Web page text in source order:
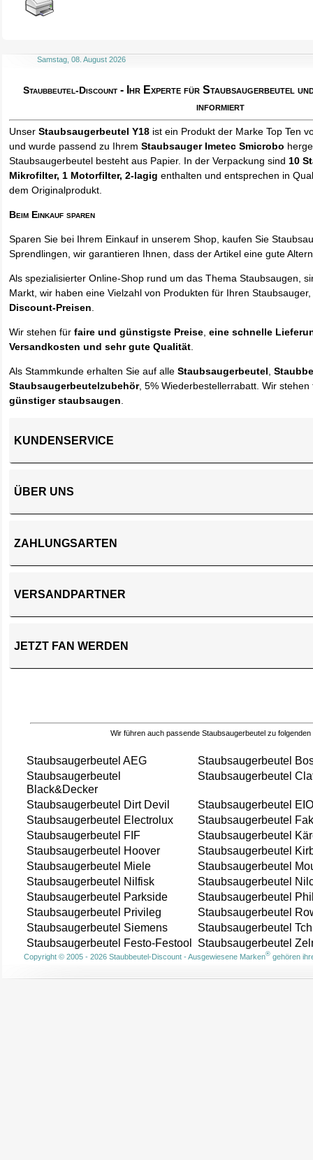
Samstag, 08. August 2026
Staubbeutel-Discount - Ihr Experte für Staubsaugerbeutel
informiert
UnserStaubsaugerbeutel Y18 ist ein Produkt der Marke Top Ten
und wurde passend zu IhremStaubsauger Imetec Smicrobo
Staubsaugerbeutel besteht aus Papier. In der Verpackung sind10
Mikrofilter, 1 Motorfilter, 2-lagig enthalten und entsprechen in
dem Originalprodukt.
Beim Einkauf sparen
Sparen Sie bei Ihrem Einkauf in unserem Shop, kaufen Sie
Sprendlingen, wir garantieren Ihnen, dass der Artikel eine gute
Als spezialisierter Online-Shop rund um das Thema Staubsaugen,
Markt, wir haben eine Vielzahl von Produkten für Ihren
Discount-Preisen.
Wir stehen fürfaire und günstigste Preise,eine schnelle
Versandkosten und sehr gute Qualität.
Als Stammkunde erhalten Sie auf alleStaubsaugerbeutel,
Staubsaugerbeutelzubehör, 5% Wiederbestellerrabatt. Wir
günstiger staubsaugen.
KUNDENSERVICE
ÜBER UNS
ZAHLUNGSARTEN
VERSANDPARTNER
JETZT FAN WERDEN
Wir führen auch passende Staubsaugerbeutel zu folgenden
Staubsaugerbeutel AEG
Staubsaugerbeutel
Staubsaugerbeutel
Black&Decker
Staubsaugerbeutel
Staubsaugerbeutel Dirt Devil
Staubsaugerbeutel
Staubsaugerbeutel Electrolux
Staubsaugerbeutel
Staubsaugerbeutel FIF
Staubsaugerbeutel
Staubsaugerbeutel Hoover
Staubsaugerbeutel
Staubsaugerbeutel Miele
Staubsaugerbeutel
Staubsaugerbeutel Nilfisk
Staubsaugerbeutel
Staubsaugerbeutel Parkside
Staubsaugerbeutel
Staubsaugerbeutel Privileg
Staubsaugerbeutel
Staubsaugerbeutel Siemens
Staubsaugerbeutel
Staubsaugerbeutel Festo-Festool
Staubsaugerbeutel
Copyright © 2005 - 2026 Staubbeutel-Discount - Ausgewiesene Marken®gehören